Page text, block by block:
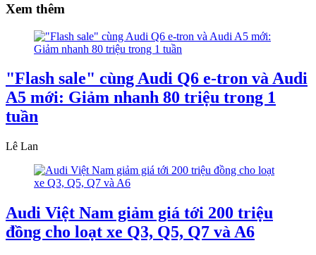
Xem thêm
"Flash sale" cùng Audi Q6 e-tron và Audi
A5 mới: Giảm nhanh 80 triệu trong 1
tuần
Lê Lan
Audi Việt Nam giảm giá tới 200 triệu
đồng cho loạt xe Q3, Q5, Q7 và A6